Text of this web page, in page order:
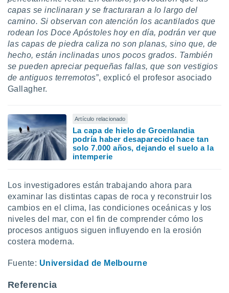
capas se inclinaran y se fracturaran a lo largo del
camino. Si observan con atención los acantilados que
rodean los Doce Apóstoles hoy en día, podrán ver que
las capas de piedra caliza no son planas, sino que, de
hecho, están inclinadas unos pocos grados. También
se pueden apreciar pequeñas fallas, que son vestigios
de antiguos terremotos”, explicó el profesor asociado
Gallagher.
Artículo relacionado
La capa de hielo de Groenlandia
podría haber desaparecido hace tan
solo 7.000 años, dejando el suelo a la
intemperie
Los investigadores están trabajando ahora para
examinar las distintas capas de roca y reconstruir los
cambios en el clima, las condiciones oceánicas y los
niveles del mar, con el fin de comprender cómo los
procesos antiguos siguen influyendo en la erosión
costera moderna.
Fuente: Universidad de Melbourne
Referencia